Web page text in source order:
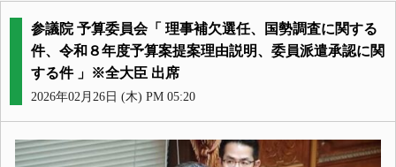
参議院 予算委員会「 理事補欠選任、国勢調査に関する
件、令和８年度予算案提案理由説明、委員派遣承認に関
する件 」※全大臣 出席
2026年02月26日 (木) PM 05:20